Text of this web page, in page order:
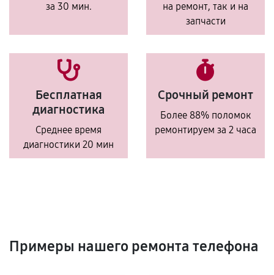
за 30 мин.
на ремонт, так и на
запчасти
Бесплатная
диагностика
Среднее время
диагностики 20 мин
Срочный ремонт
Более 88% поломок
ремонтируем за 2 часа
Примеры нашего ремонта телефона